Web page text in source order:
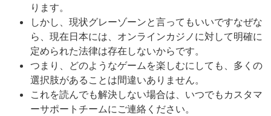
ります。
しかし、現状グレーゾーンと言ってもいいですなぜな
ら、現在日本には、オンラインカジノに対して明確に
定められた法律は存在しないからです。
つまり、どのようなゲームを楽しむにしても、多くの
選択肢があることは間違いありません。
これを読んでも解決しない場合は、いつでもカスタマ
ーサポートチームにご連絡ください。